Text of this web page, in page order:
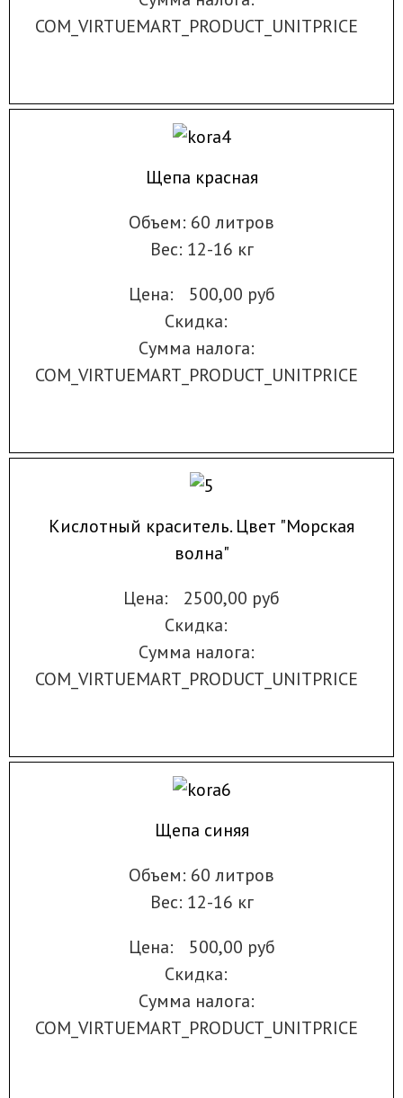
COM_VIRTUEMART_PRODUCT_UNITPRICE
Щепа красная
Объем: 60 литров
Вес: 12-16 кг
Цена:
500,00 руб
Скидка:
Сумма налога:
COM_VIRTUEMART_PRODUCT_UNITPRICE
Кислотный краситель. Цвет "Морская
волна"
Цена:
2500,00 руб
Скидка:
Сумма налога:
COM_VIRTUEMART_PRODUCT_UNITPRICE
Щепа синяя
Объем: 60 литров
Вес: 12-16 кг
Цена:
500,00 руб
Скидка:
Сумма налога:
COM_VIRTUEMART_PRODUCT_UNITPRICE